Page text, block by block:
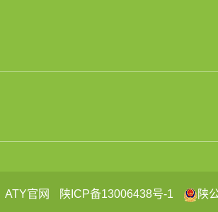
ATY官网 陕ICP备13006438号-1 陕